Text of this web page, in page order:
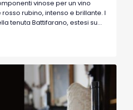
vinose per un vino
rubino, intenso e brillante. I
tenuta Battifarano, estesi su
alcolico a questo vino che ben
cucina italiana. Toccacielo è il
promessa già dal primo